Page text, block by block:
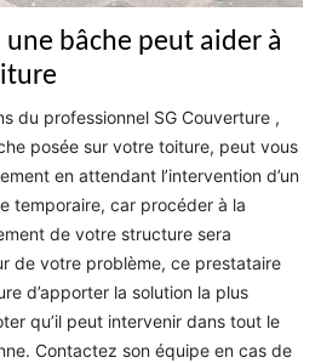
une bâche peut aider à
du professionnel SG Couverture ,
posée sur votre toiture, peut vous
en attendant l’intervention d’un
temporaire, car procéder à la
de votre structure sera
de votre problème, ce prestataire
d’apporter la solution la plus
qu’il peut intervenir dans tout le
Contactez son équipe en cas de